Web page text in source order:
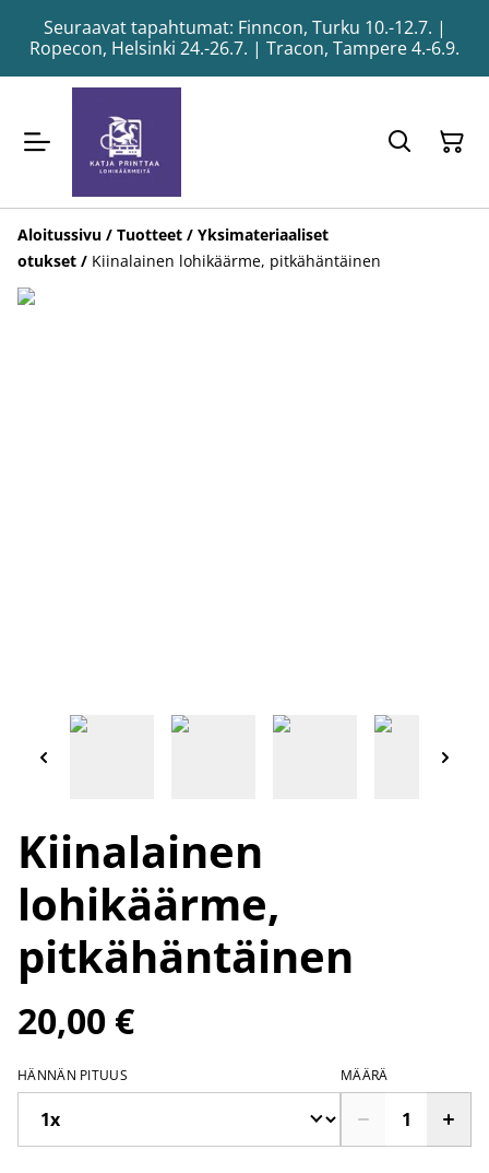
Seuraavat tapahtumat: Finncon, Turku 10.-12.7. |
Ropecon, Helsinki 24.-26.7. | Tracon, Tampere 4.-6.9.
Aloitussivu / Tuotteet / Yksimateriaaliset
otukset / Kiinalainen lohikäärme, pitkähäntäinen
Kiinalainen
lohikäärme,
pitkähäntäinen
20,00 €
HÄNNÄN PITUUS MÄÄRÄ